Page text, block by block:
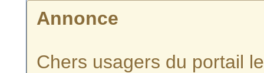
Annonce
Chers usagers du portail